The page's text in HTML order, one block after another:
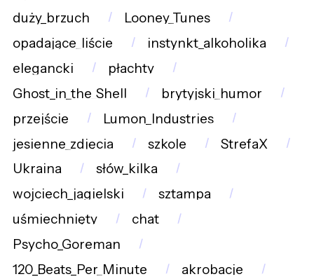
duży_brzuch
Looney_Tunes
opadające_liście
instynkt_alkoholika
elegancki
płachty
Ghost_in_the_Shell
brytyjski_humor
przejście
Lumon_Industries
jesienne_zdjęcia
szkole
StrefaX
Ukraina
słów_kilka
wojciech_jagielski
sztampa
uśmiechnięty
chat
Psycho_Goreman
120_Beats_Per_Minute
akrobacje